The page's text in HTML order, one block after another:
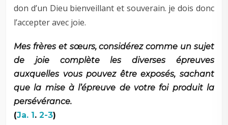
don d’un Dieu bienveillant et souverain. je dois donc
l’accepter avec joie.
Mes frères et sœurs, considérez comme un sujet
de joie complète les diverses épreuves
auxquelles vous pouvez être exposés, sachant
que la mise à l’épreuve de votre foi produit la
persévérance.
(Ja. 1.2-3)